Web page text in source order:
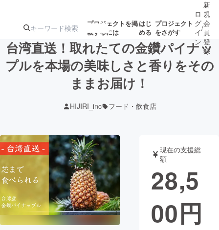
プロジェクトを掲
載するには
はじ
める
プロジェクト
をさがす
注目の新着プロ募集終了が近いプ
ロジェクト
テクノロジー・ガジェット
映像・映画 書籍・雑誌
ビジネス・起業 チャレンジ
ロ
グ
イ
ン
/
新
規
会
員
登
録
台湾直送！取れたての金鑽パイナッ
プルを本場の美味しさと香りをその
ままお届け！
HIJIRI_inc フード・飲食店
現在の支援総
額
28,5
00円